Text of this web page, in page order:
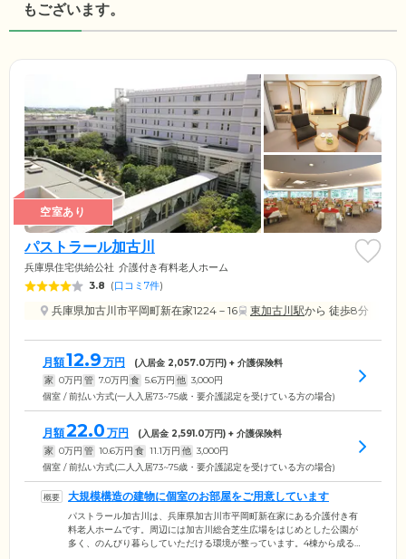
もございます。
空室あり
パストラール加古川
兵庫県住宅供給公社 介護付き有料老人ホーム
3.8 (口コミ7件)
兵庫県加古川市平岡町新在家1224－16 東加古川駅から 徒歩8分
月額12.9 万円 (入居金 2,057.0万円) + 介護保険料
家 0万円 管 7.0万円 食 5.6万円 他 3,000円
個室 / 前払い方式(一人入居73~75歳・要介護認定を受けている方の場合)
月額22.0 万円 (入居金 2,591.0万円) + 介護保険料
家 0万円 管 10.6万円 食 11.1万円 他 3,000円
個室 / 前払い方式(二人入居73~75歳・要介護認定を受けている方の場合)
大規模構造の建物に個室のお部屋をご用意しています
パストラール加古川は、兵庫県加古川市平岡町新在家にある介護付き有
料老人ホームです。周辺には加古川総合芝生広場をはじめとした公園が
多く、のんびり暮らしていただける環境が整っています。4棟から成る建